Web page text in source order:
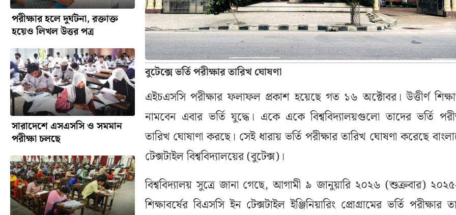
পরীক্ষার হলে দুর্ঘটনা, রক্তাক্ত
হয়েও লিখল উত্তর পত্র
সারাদেশে এসএসসি ও সমমান
পরীক্ষা চলছে
বুটেক্সে ভর্তি পরীক্ষার তারিখ ঘোষণা
এইচএসসি পরীক্ষার ফলাফল প্রকাশ হয়েছে গত ১৬ অক্টোবর। উত্তীর্ণ
নামবেন এবার ভর্তি যুদ্ধে। একে একে বিশ্ববিদ্যালয়গুলো তাদের ভর্তি
তারিখ ঘোষাণা করছে। সেই ধারায় ভর্তি পরীক্ষার তারিখ ঘোষণা করেছে
টেক্সটাইল বিশ্ববিদ্যালয়ের (বুটেক্স)।
বিশ্ববিদ্যালয় সুত্রে জানা গেছে, আগামী ৯ জানুয়ারি ২০২৬ (শুক্রবার)
শিক্ষাবর্ষের বিএসসি ইন টেক্সটাইল ইঞ্জিনিয়ারিং প্রোগ্রামের ভর্তি পরীক্ষার